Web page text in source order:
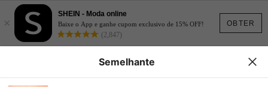
OBTER
×
SHEIN - Moda online
Baixe o App e ganhe cupom exclusivo de 15% OFF!
(2,847)
Semelhante